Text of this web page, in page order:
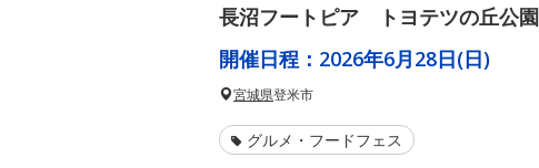
長沼フートピア トヨテツの丘公園
開催日程： 2026年6月28日(日)
宮城県登米市
グルメ・フードフェス